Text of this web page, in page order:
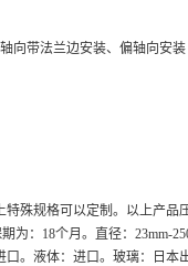
轴向带法兰边安装、偏轴向
特殊规格可以定制。以上产品
为：18个月。直径：23mm-
。液体：进口。玻璃：日本